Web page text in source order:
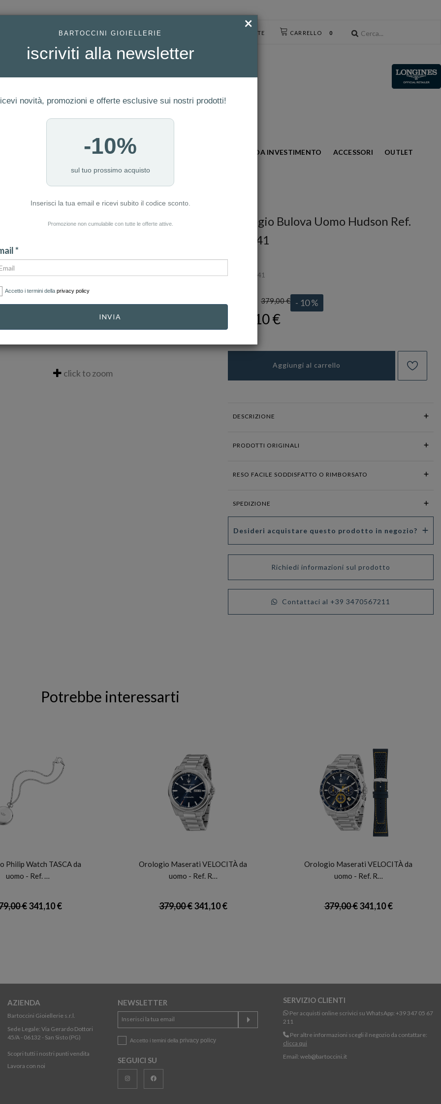
CARRELLO 0
ACCESSO UTENTE
GIOIELLI MODA OROLOGI ORO DA INVESTIMENTO ACCESSORI
OUTLET
click to zoom
Orologio Bulova Uomo Hudson Ref.
96B441
96B441
379,00 € - 10 %
341,10 €
Aggiungi al carrello
DESCRIZIONE
PRODOTTI ORIGINALI
RESO FACILE SODDISFATTO O RIMBORSATO
SPEDIZIONE
Desideri acquistare questo prodotto in negozio?
Richiedi informazioni sul prodotto
Contattaci al +39 3470567211
Potrebbe interessarti
Philip Watch TASCA da
uomo - Ref. …
€341,10 €
Orologio Maserati VELOCITÀ da
uomo - Ref. R…
379,00 €341,10 €
Orologio Maserati VELOCITÀ da
uomo - Ref. R…
379,00 €341,10 €
AZIENDA
Bartoccini Gioiellerie s.r.l.
Sede Legale: Via Gerardo Dottori
45/A - 06132 - San Sisto (PG)
Scopri tutti i nostri punti vendita
Lavora con noi
NEWSLETTER
Accetto i temini della privacy policy
SEGUICI SU
SERVIZIO CLIENTI
Per acquisti online scrivici su WhatsApp: +39 347 05 67
211
Per altre informazioni scegli il negozio da contattare:
clicca qui
Email: web@bartoccini.it
×
BARTOCCINI GIOIELLERIE
iscriviti alla newsletter
novità, promozioni e offerte esclusive sui nostri prodotti!
-10%
sul tuo prossimo acquisto
Inserisci la tua email e ricevi subito il codice sconto.
Promozione non cumulabile con tutte le offerte attive.
*
Accetto i termini della privacy policy
INVIA